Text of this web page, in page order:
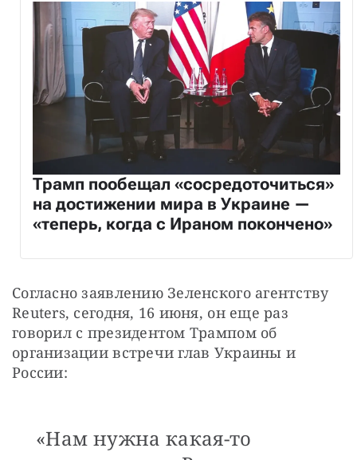
Трамп пообещал «сосредоточиться»
на достижении мира в Украине —
«теперь, когда с Ираном покончено»
Согласно заявлению Зеленского агентству
Reuters, сегодня, 16 июня, он еще раз
говорил с президентом Трампом об
организации встречи глав Украины и
России:
«Нам нужна какая-то